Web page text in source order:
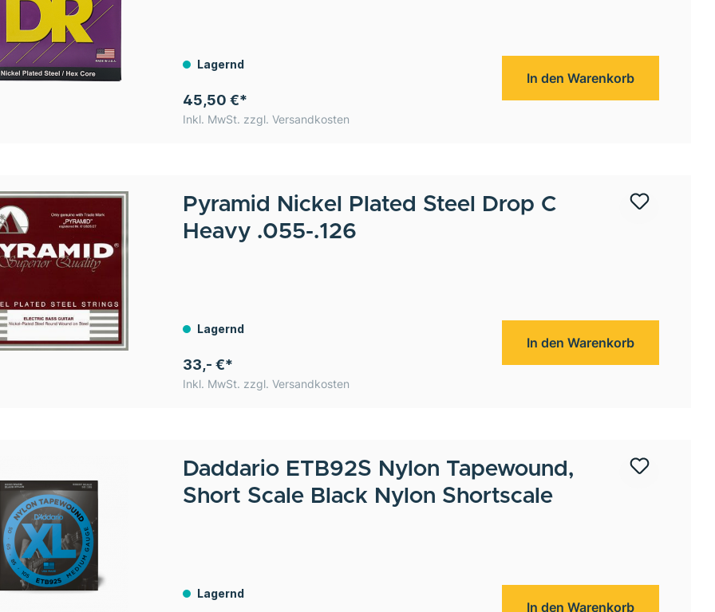
Lagernd
45,50 €*
Inkl. MwSt. zzgl. Versandkosten
In den Warenkorb
Pyramid
Nickel Plated Steel Drop C
Heavy .055-.126
Lagernd
33,- €*
Inkl. MwSt. zzgl. Versandkosten
In den Warenkorb
Daddario ETB92S Nylon Tapewound,
Short Scale Black Nylon Shortscale
Lagernd
In den Warenkorb